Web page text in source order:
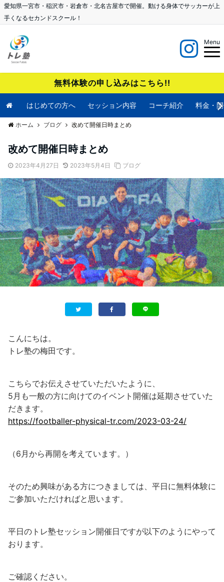
愛知県一宮市・稲沢市・岩倉市・北名古屋市で開催。動ける身体でサッカーが上
手くなるセカンドスクール！
Menu
無料体験の申し込みはこちら!!
はじめての方へ セッション内容 コーチ紹介 料金・
ホーム ブログ 改めて開催日時まとめ
改めて開催日時まとめ
2023年4月27日 2023年5月4日 ブログ
こんにちは。
トレ塾の梅田です。
こちらでお伝えさせていただいたように、
5月も一般の方に向けてのイベント開催は延期させていた
だきます。
https://footballer-physical-tr.com/2023-03-24/
（6月から再開を考えています。）
そのため興味がある方につきましては、平日に無料体験に
ご参加いただければと思います。
平日のトレ塾セッション開催日ですが以下のようにやって
おります。
ご確認ください。